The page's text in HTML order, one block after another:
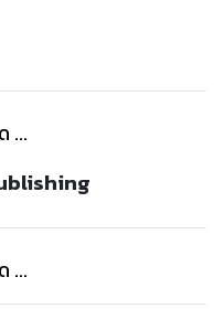
งเป็นชนกลุ่มน้อยที่ยากจะ
ากเราใช้ชีวิตอย่างถูกวิธี!
...
...